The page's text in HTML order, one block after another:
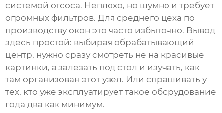
системой отсоса. Неплохо, но шумно и требует
огромных фильтров. Для среднего цеха по
производству окон это часто избыточно. Вывод
здесь простой: выбирая обрабатывающий
центр, нужно сразу смотреть не на красивые
картинки, а залезать под стол и изучать, как
там организован этот узел. Или спрашивать у
тех, кто уже эксплуатирует такое оборудование
года два как минимум.